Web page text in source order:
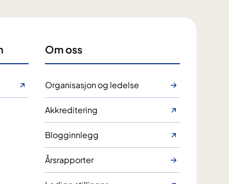
Om oss
Organisasjon og ledelse
Akkreditering
Blogginnlegg
Årsrapporter